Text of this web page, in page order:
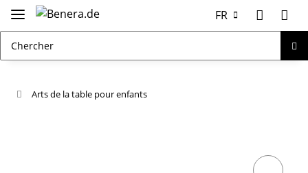
FR
Arts de la table pour enfants